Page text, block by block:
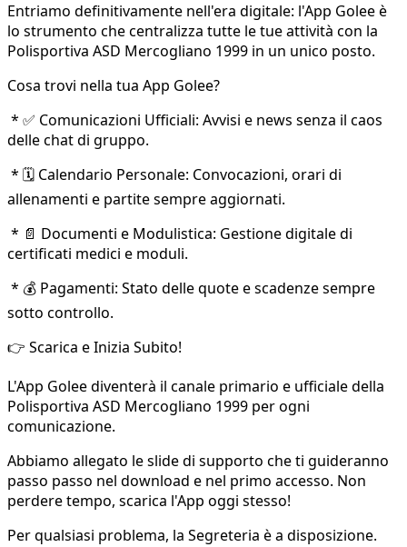
Entriamo definitivamente nell'era digitale: l'App Golee è
lo strumento che centralizza tutte le tue attività con la
Polisportiva ASD Mercogliano 1999 in un unico posto.
Cosa trovi nella tua App Golee?
* ✅ Comunicazioni Ufficiali: Avvisi e news senza il caos
delle chat di gruppo.
* 🗓️ Calendario Personale: Convocazioni, orari di
allenamenti e partite sempre aggiornati.
* 📄 Documenti e Modulistica: Gestione digitale di
certificati medici e moduli.
* 💰 Pagamenti: Stato delle quote e scadenze sempre
sotto controllo.
👉 Scarica e Inizia Subito!
L'App Golee diventerà il canale primario e ufficiale della
Polisportiva ASD Mercogliano 1999 per ogni
comunicazione.
Abbiamo allegato le slide di supporto che ti guideranno
passo passo nel download e nel primo accesso. Non
perdere tempo, scarica l'App oggi stesso!
Per qualsiasi problema, la Segreteria è a disposizione.